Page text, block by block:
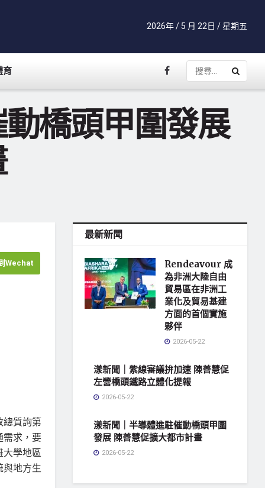
2026年 / 5 月 22日 / 星期五
育
橋頭甲圍發展
Wechat
總質詢第
需求，要
大學地區
與地方生
最新新聞
Rendeavour 成
為非洲大陸自由
貿易區在非洲工
業化及貿易基建
方面的首個實施
夥伴
2026-05-22
漾新聞｜紫線審議拚加速 陳善慧促
左營橋頭鐵路立體化提報
2026-05-22
漾新聞｜半導體進駐催動橋頭甲圍
發展 陳善慧促擴大都市計畫
2026-05-22